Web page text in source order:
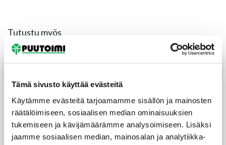
Tämä sivusto käyttää evästeitä
Käytämme evästeitä tarjoamamme sisällön ja mainosten
räätälöimiseen, sosiaalisen median ominaisuuksien
tukemiseen ja kävijämäärämme analysoimiseen. Lisäksi
jaamme sosiaalisen median, mainosalan ja analytiikka-
Tutustu myös